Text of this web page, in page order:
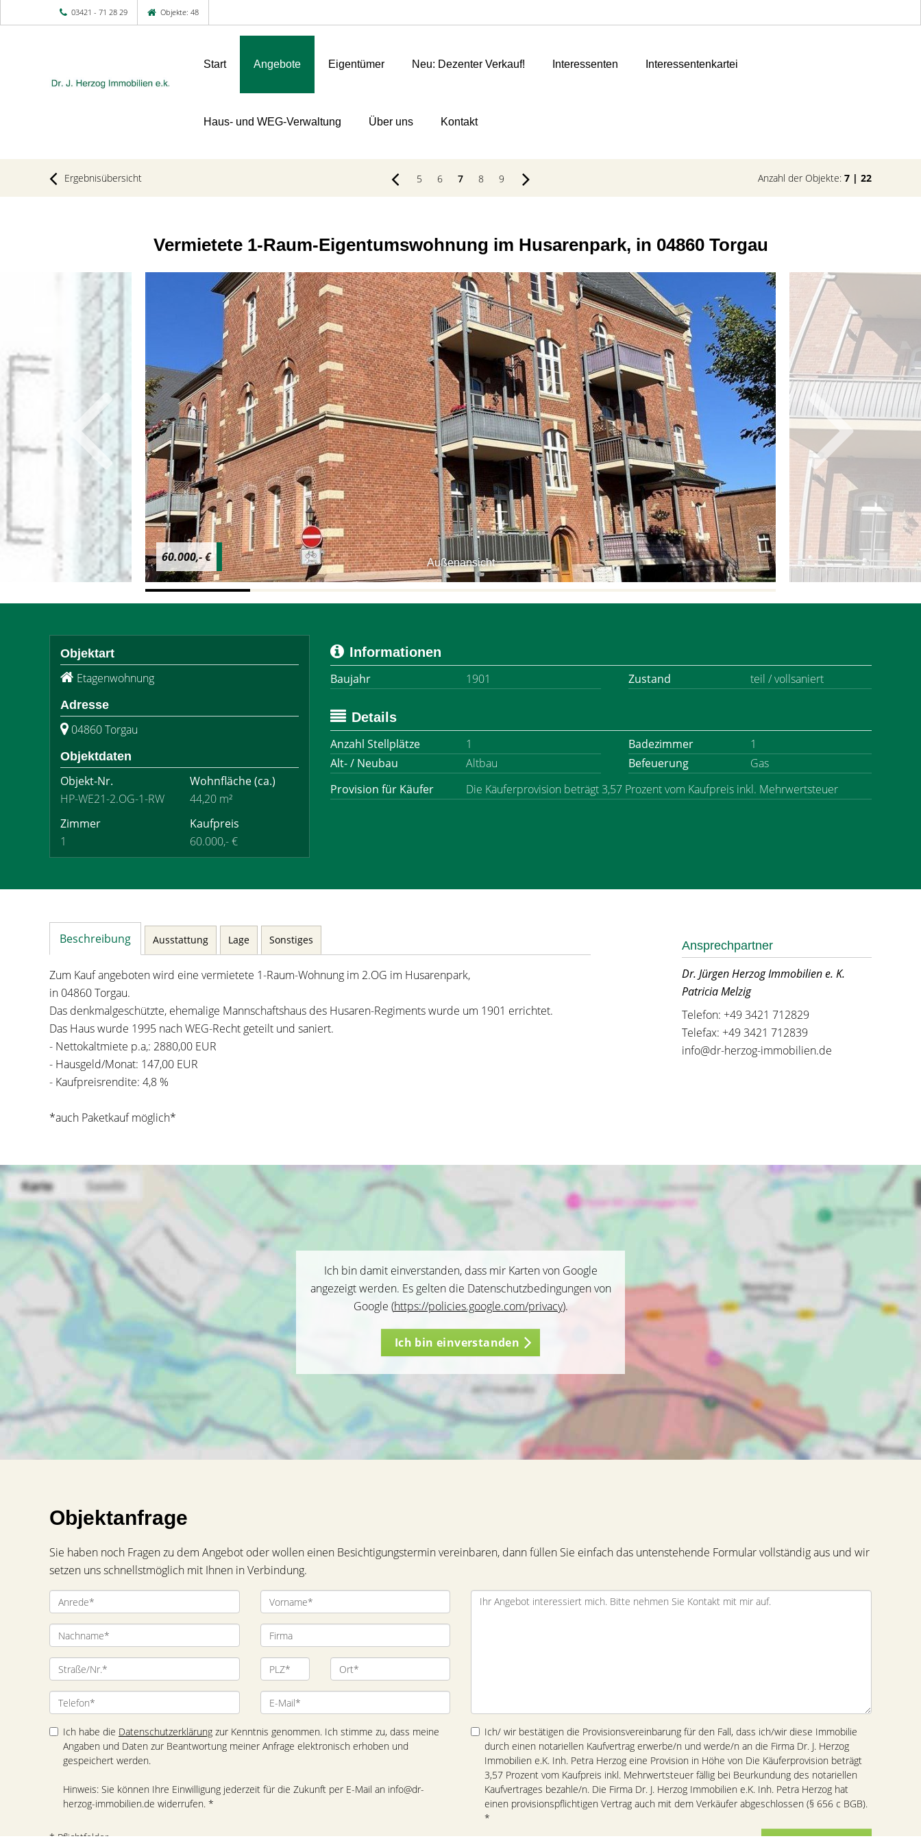
03421 - 71 28 29 Objekte: 48
Start Angebote Eigentümer Neu: Dezenter Verkauf! Interessenten Interessentenkartei
Haus- und WEG-Verwaltung Über uns Kontakt
Ergebnisübersicht 5 6 7 8 9 Anzahl der Objekte: 7 | 22
Vermietete 1-Raum-Eigentumswohnung im Husarenpark, in 04860 Torgau
Außenansicht
60.000,- €
Objektart
Etagenwohnung
Adresse
04860 Torgau
Objektdaten
Objekt-Nr.
HP-WE21-2.OG-1-RW
Wohnfläche(ca.)
44,20 m²
Zimmer
1
Kaufpreis
60.000,- €
Informationen
Baujahr
1901 Zustand teil / vollsaniert
Details
Anzahl Stellplätze
1 Badezimmer
1
Alt- / Neubau
Altbau Befeuerung
Gas
Provision für Käufer
Die Käuferprovision beträgt 3,57 Prozent vom Kaufpreis inkl. Mehrwertsteuer
Beschreibung Ausstattung Lage Sonstiges
Zum Kauf angeboten wird eine vermietete 1-Raum-Wohnung im 2.OG im Husarenpark,
in 04860 Torgau.
Das denkmalgeschützte, ehemalige Mannschaftshaus des Husaren-Regiments wurde um 1901 errichtet.
Das Haus wurde 1995 nach WEG-Recht geteilt und saniert.
- Nettokaltmiete p.a,: 2880,00 EUR
- Hausgeld/Monat: 147,00 EUR
- Kaufpreisrendite: 4,8 %
*auch Paketkauf möglich*
Ansprechpartner
Dr. Jürgen Herzog Immobilien e. K.
Patricia Melzig
Telefon: +49 3421 712829
Telefax: +49 3421 712839
info@dr-herzog-immobilien.de
Ich bin damit einverstanden, dass mir Karten von Google
angezeigt werden. Es gelten die Datenschutzbedingungen von
Google (https://policies.google.com/privacy).
Ich bin einverstanden
Objektanfrage
Sie haben noch Fragen zu dem Angebot oder wollen einen Besichtigungstermin vereinbaren, dann füllen Sie einfach das untenstehende Formular vollständig aus und wir
setzen uns schnellstmöglich mit Ihnen in Verbindung.
Ich habe die Datenschutzerklärung zur Kenntnis genommen. Ich stimme zu, dass meine
Angaben und Daten zur Beantwortung meiner Anfrage elektronisch erhoben und
gespeichert werden.
Hinweis: Sie können Ihre Einwilligung jederzeit für die Zukunft per E-Mail an info@dr-
herzog-immobilien.de widerrufen. *
Ich/ wir bestätigen die Provisionsvereinbarung für den Fall, dass ich/wir diese Immobilie
durch einen notariellen Kaufvertrag erwerbe/n und werde/n an die Firma Dr. J. Herzog
Immobilien e.K. Inh. Petra Herzog eine Provision in Höhe von Die Käuferprovision beträgt
3,57 Prozent vom Kaufpreis inkl. Mehrwertsteuer fällig bei Beurkundung des notariellen
Kaufvertrages bezahle/n. Die Firma Dr. J. Herzog Immobilien e.K. Inh. Petra Herzog hat
einen provisionspflichtigen Vertrag auch mit dem Verkäufer abgeschlossen (§ 656 c BGB).
*
* Pflichtfelder